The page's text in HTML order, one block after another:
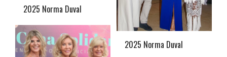
2025 Norma Duval
2025 Norma Duval